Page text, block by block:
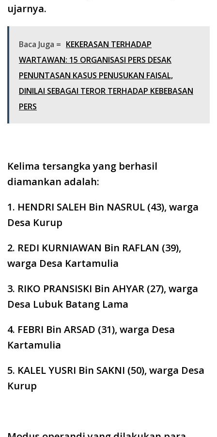
ujarnya.
Baca Juga = KEKERASAN TERHADAP
WARTAWAN: 15 ORGANISASI PERS DESAK
PENUNTASAN KASUS PENUSUKAN FAISAL,
DINILAI SEBAGAI TEROR TERHADAP KEBEBASAN
PERS
Kelima tersangka yang berhasil
diamankan adalah:
1. HENDRI SALEH Bin NASRUL (43), warga
Desa Kurup
2. REDI KURNIAWAN Bin RAFLAN (39),
warga Desa Kartamulia
3. RIKO PRANSISKI Bin AHYAR (27), warga
Desa Lubuk Batang Lama
4. FEBRI Bin ARSAD (31), warga Desa
Kartamulia
5. KALEL YUSRI Bin SAKNI (50), warga Desa
Kurup